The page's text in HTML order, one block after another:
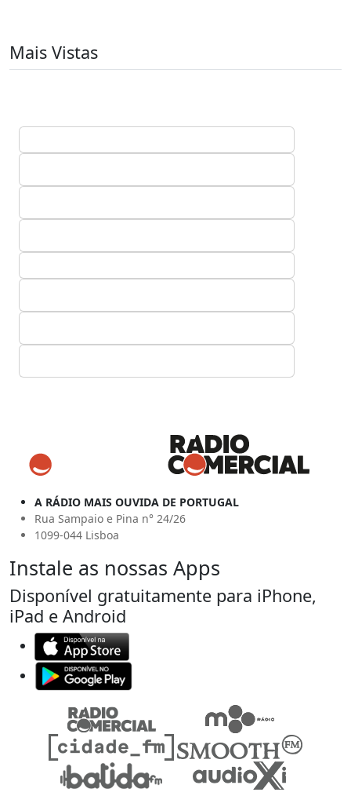
Mais Vistas
A RÁDIO MAIS OUVIDA DE PORTUGAL
Rua Sampaio e Pina n° 24/26
1099-044 Lisboa
Instale as nossas Apps
Disponível gratuitamente para iPhone,
iPad e Android